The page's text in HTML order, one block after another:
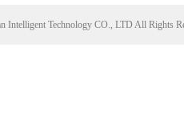
Intelligent Technology CO., LTD All Rights